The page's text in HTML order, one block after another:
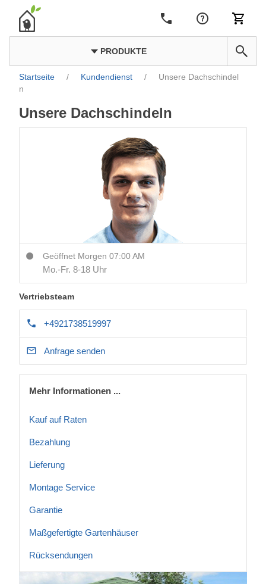
PRODUKTE
Startseite / Kundendienst /
Unsere Dachschindel
n
Unsere Dachschindeln
Geöffnet Morgen 07:00 AM
Mo.-Fr. 8-18 Uhr
Vertriebsteam
+4921738519997
Anfrage senden
Mehr Informationen ...
Kauf auf Raten
Bezahlung
Lieferung
Montage Service
Garantie
Maßgefertigte Gartenhäuser
Rücksendungen